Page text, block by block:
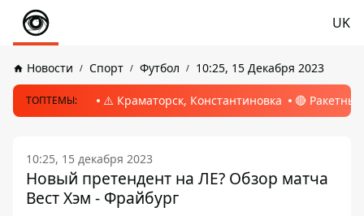
UK
Новости Спорт Футбол 10:25, 15 Декабря 2023
ТОПТЕМЫ: ⚠️ Краматорск, Константиновка 🔴
10:25, 15 декабря 2023
Новый претендент на ЛЕ? Обзор матча
Вест Хэм - Фрайбург